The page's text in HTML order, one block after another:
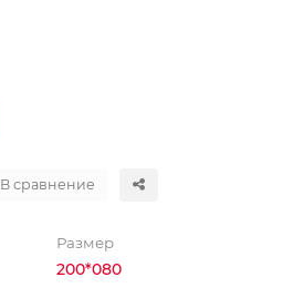
В сравнение
Размер
200*080